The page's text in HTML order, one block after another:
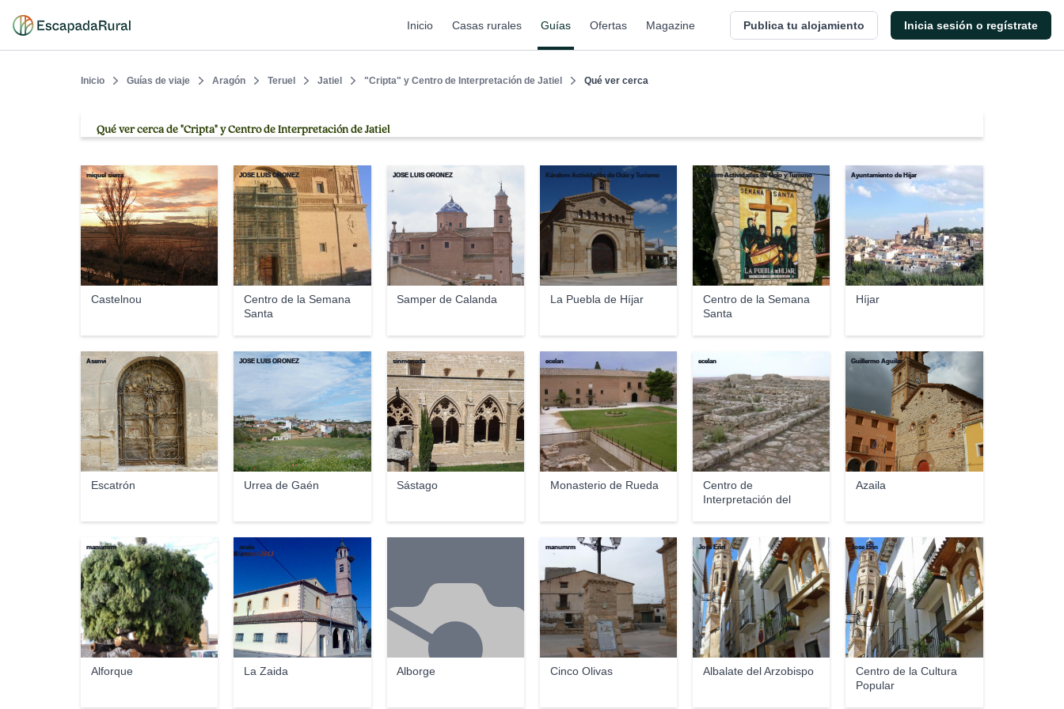
Inicio Casas rurales Guías Ofertas Magazine Publica tu alojamiento Inicia sesión o regístrate
Inicio Guías de viaje Aragón Teruel Jatiel "Cripta" y Centro de Interpretación de Jatiel Qué ver cerca
Qué ver cerca de "Cripta" y Centro de Interpretación de Jatiel
Castelnou
miquel sierra
Centro de la Semana
Santa
JOSE LUIS OROÑEZ
Samper de Calanda
JOSE LUIS OROÑEZ
La Puebla de Híjar
Káralom Actividades de Ocio y Turismo
Centro de la Semana
Santa
Káralom Actividades de Ocio y Turismo
Híjar
Ayuntamiento de Híjar
Escatrón
Asenvi
Urrea de Gaén
JOSE LUIS OROÑEZ
Sástago
sinmoneda
Monasterio de Rueda
ecelan
Centro de
Interpretación del
ecelan
Azaila
Guillermo Aguilar
Alforque
manumrm
La Zaida
anaia
Alborge Cinco Olivas
manumrm
Albalate del Arzobispo
Jose Erin
Centro de la Cultura
Popular
Jose Erin